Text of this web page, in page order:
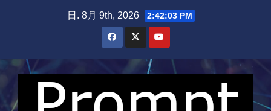
日. 8月 9th, 2026 2:42:04 PM